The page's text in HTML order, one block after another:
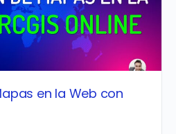
en la Web con